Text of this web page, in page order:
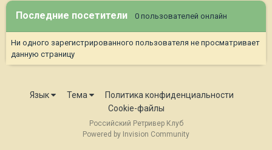
Последние посетители 0 пользователей онлайн
Ни одного зарегистрированного пользователя не просматривает
данную страницу
Язык Тема
Политика конфиденциальности
Cookie-файлы
Российский Ретривер Клуб
Powered by Invision Community